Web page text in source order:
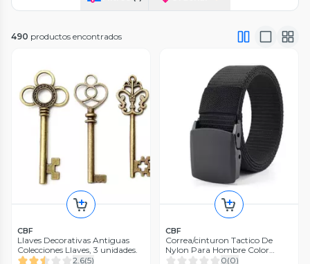
490 productos encontrados
CBF
Llaves Decorativas Antiguas
Colecciones Llaves, 3 unidades.
2.6(5)
CBF
Correa/cinturon Tactico De
Nylon Para Hombre Color
Negro Talla Estándar
0(0)